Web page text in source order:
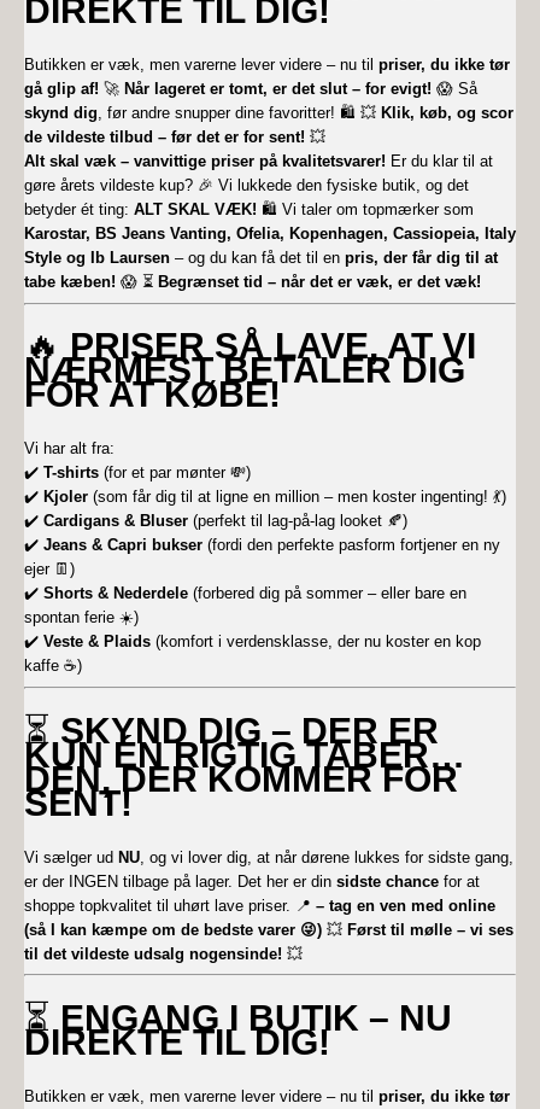
DIREKTE TIL DIG!
Butikken er væk, men varerne lever videre – nu til priser, du ikke tør
gå glip af! 🚀 Når lageret er tomt, er det slut – for evigt! 😱 Så
skynd dig, før andre snupper dine favoritter! 🛍️ 💥 Klik, køb, og scor
de vildeste tilbud – før det er for sent! 💥
Alt skal væk – vanvittige priser på kvalitetsvarer! Er du klar til at
gøre årets vildeste kup? 🎉 Vi lukkede den fysiske butik, og det
betyder ét ting: ALT SKAL VÆK! 🛍️ Vi taler om topmærker som
Karostar, BS Jeans Vanting, Ofelia, Kopenhagen, Cassiopeia, Italy
Style og Ib Laursen – og du kan få det til en pris, der får dig til at
tabe kæben! 😱 ⏳ Begrænset tid – når det er væk, er det væk!
🔥 PRISER SÅ LAVE, AT VI
NÆRMEST BETALER DIG
FOR AT KØBE!
Vi har alt fra:
✔️ T-shirts (for et par mønter 💸)
✔️ Kjoler (som får dig til at ligne en million – men koster ingenting! 💃)
✔️ Cardigans & Bluser (perfekt til lag-på-lag looket 🍂)
✔️ Jeans & Capri bukser (fordi den perfekte pasform fortjener en ny
ejer 👖)
✔️ Shorts & Nederdele (forbered dig på sommer – eller bare en
spontan ferie ☀️)
✔️ Veste & Plaids (komfort i verdensklasse, der nu koster en kop
kaffe ☕)
⏳ SKYND DIG – DER ER
KUN ÉN RIGTIG TABER…
DEN, DER KOMMER FOR
SENT!
Vi sælger ud NU , og vi lover dig, at når dørene lukkes for sidste gang,
er der INGEN tilbage på lager. Det her er din sidste chance for at
shoppe topkvalitet til uhørt lave priser. 📍 – tag en ven med online
(så I kan kæmpe om de bedste varer 😜) 💥 Først til mølle – vi ses
til det vildeste udsalg nogensinde! 💥
⏳ ENGANG I BUTIK – NU
DIREKTE TIL DIG!
Butikken er væk, men varerne lever videre – nu til priser, du ikke tør